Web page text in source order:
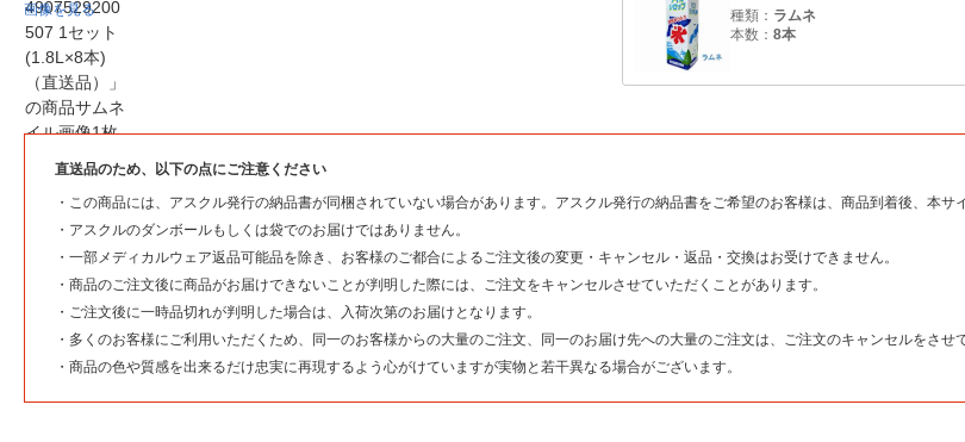
画像を見る 種類： ラムネ
本数： 8本
直送品のため、以下の点にご注意ください
・ この商品には、アスクル発行の納品書が同梱されていない場合があります。アスクル発行の納品書をご希望のお客様は、商品到着後、本サ
・ アスクルのダンボールもしくは袋でのお届けではありません。
・ 一部メディカルウェア返品可能品を除き、お客様のご都合によるご注文後の変更・キャンセル・返品・交換はお受けできません。
・ 商品のご注文後に商品がお届けできないことが判明した際には、ご注文をキャンセルさせていただくことがあります。
・ ご注文後に一時品切れが判明した場合は、入荷次第のお届けとなります。
・ 多くのお客様にご利用いただくため、同一のお客様からの大量のご注文、同一のお届け先への大量のご注文は、ご注文のキャンセルをさせ
・ 商品の色や質感を出来るだけ忠実に再現するよう心がけていますが実物と若干異なる場合がございます。